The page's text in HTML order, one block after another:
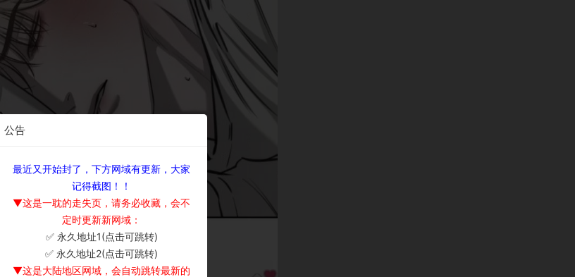
公告
最近又开始封了，下方网域有更新，大家
记得截图！！
▼这是一耽的走失页，请务必收藏，会不
定时更新新网域：
✅ 永久地址1(点击可跳转)
✅ 永久地址2(点击可跳转)
▼这是大陆地区网域，会自动跳转最新的